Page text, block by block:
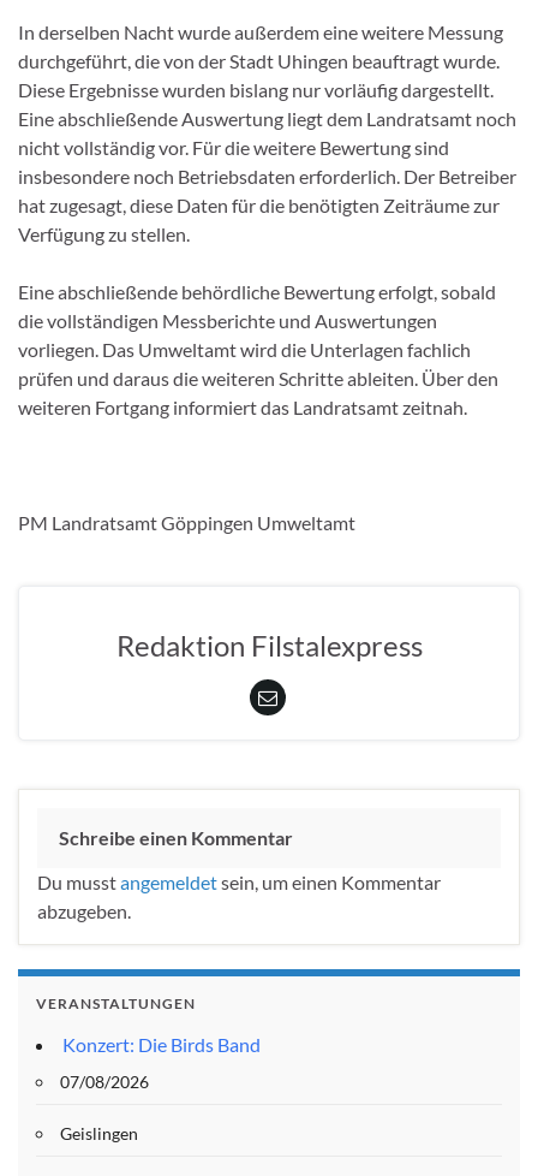
In derselben Nacht wurde außerdem eine weitere Messung
durchgeführt, die von der Stadt Uhingen beauftragt wurde.
Diese Ergebnisse wurden bislang nur vorläufig dargestellt.
Eine abschließende Auswertung liegt dem Landratsamt noch
nicht vollständig vor. Für die weitere Bewertung sind
insbesondere noch Betriebsdaten erforderlich. Der Betreiber
hat zugesagt, diese Daten für die benötigten Zeiträume zur
Verfügung zu stellen.
Eine abschließende behördliche Bewertung erfolgt, sobald
die vollständigen Messberichte und Auswertungen
vorliegen. Das Umweltamt wird die Unterlagen fachlich
prüfen und daraus die weiteren Schritte ableiten. Über den
weiteren Fortgang informiert das Landratsamt zeitnah.
PM Landratsamt Göppingen Umweltamt
Redaktion Filstalexpress
Schreibe einen Kommentar
Du musstangemeldetsein, um einen Kommentar
abzugeben.
VERANSTALTUNGEN
Konzert: Die Birds Band
07/08/2026
Geislingen